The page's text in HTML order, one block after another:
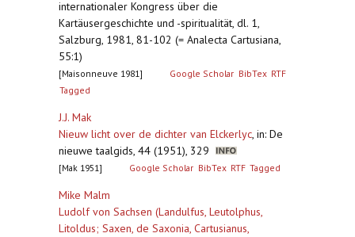
internationaler Kongress über die
Kartäusergeschichte und -spiritualität, dl. 1,
Salzburg, 1981, 81-102 (= Analecta Cartusiana,
55:1)
[Maisonneuve 1981] Google Scholar BibTex RTF
Tagged
J.J. Mak
Nieuw licht over de dichter van Elckerlyc, in: De
nieuwe taalgids, 44 (1951), 329
[Mak 1951] Google Scholar BibTex RTF Tagged
Mike Malm
Ludolf von Sachsen (Landulfus, Leutolphus,
Litoldus; Saxen, de Saxonia, Cartusianus,